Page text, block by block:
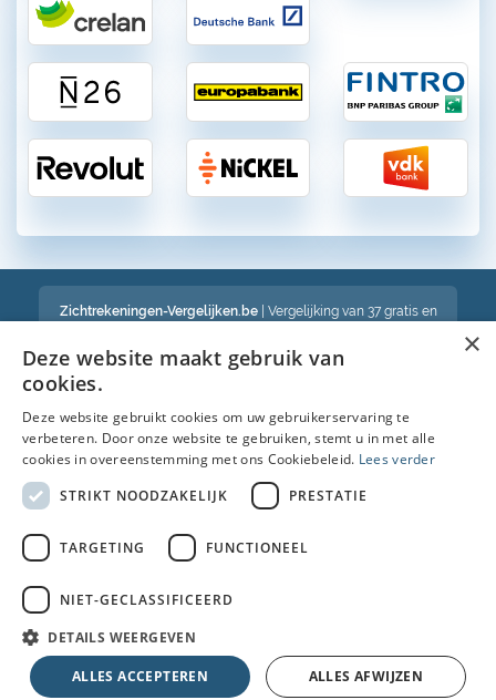
Zichtrekeningen-Vergelijken.be| Vergelijking van 37 gratis en
Een volledig onafhankelijke vergelijking van gratis en betalende
bankrekeningen in België
Bekijk ook :
Spaarrekening
Brandverzekering simulatie
© Copyright 2026 • Alle rechten voorbehouden |Faq|Nieuws|Over
Cookies
×
Deze website maakt gebruik van
cookies.
Deze website gebruikt cookies om uw gebruikerservaring te
verbeteren. Door onze website te gebruiken, stemt u in met alle
cookies in overeenstemming met ons Cookiebeleid. Lees verder
STRIKT NOODZAKELIJK
PRESTATIE
TARGETING FUNCTIONEEL
NIET-GECLASSIFICEERD
DETAILS WEERGEVEN
ALLES ACCEPTEREN ALLES AFWIJZEN